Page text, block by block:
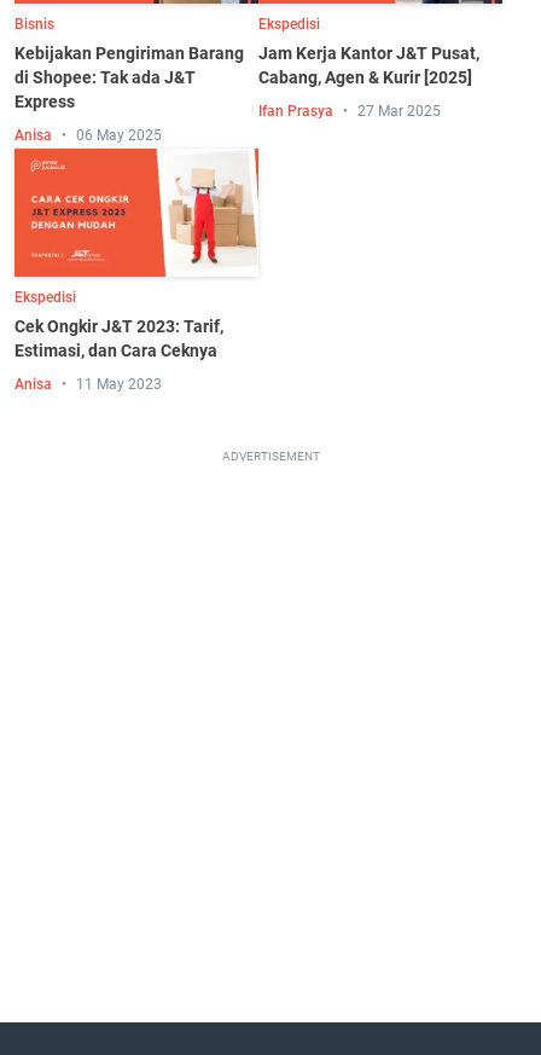
Bisnis
Kebijakan Pengiriman Barang
di Shopee: Tak ada J&T
Express
Anisa 06 May 2025
Ekspedisi
Jam Kerja Kantor J&T Pusat,
Cabang, Agen & Kurir [2025]
Ifan Prasya 27 Mar 2025
Ekspedisi
Cek Ongkir J&T 2023: Tarif,
Estimasi, dan Cara Ceknya
Anisa 11 May 2023
ADVERTISEMENT